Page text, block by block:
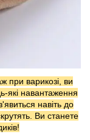
при варикозі, ви
які навантаження
навіть до
Ви станете